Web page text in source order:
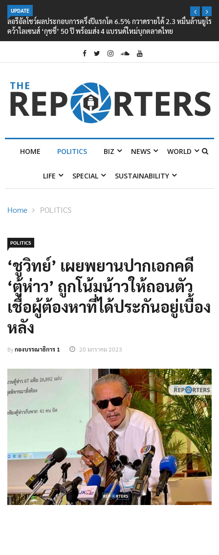
UPDATE
ลอรีอัลโชว์ผลประกอบการครึ่งปีแรกโต 6.5% กวาดรายได้ 2.3 หมื่นล้านยูโร
คว้าไลเซนส์ ‘กุชชี่’ 50 ปี พร้อมส่ง 4 แบรนด์ใหม่บุกตลาดไทย
HOME POLITICS BIZ NEWS WORLD
LIFE SPECIAL SUSTAINABILITY
Home POLITICS
POLITICS
‘ชูวิทย์’ เผยพยานปากเอกคดี
‘ตู้ห่าว’ ถูกโน้มน้าวให้ถอนตัว
เชื่อผู้ต้องหาที่ได้ประกันอยู่เบื้อง
หลัง
Byกองบรรณาธิการ 1 20 มกราคม 2023